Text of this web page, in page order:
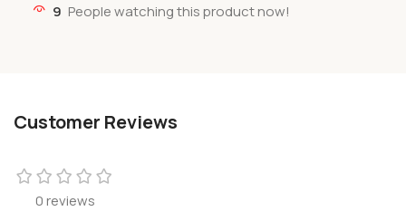
9 People watching this product now!
Customer Reviews
0 reviews